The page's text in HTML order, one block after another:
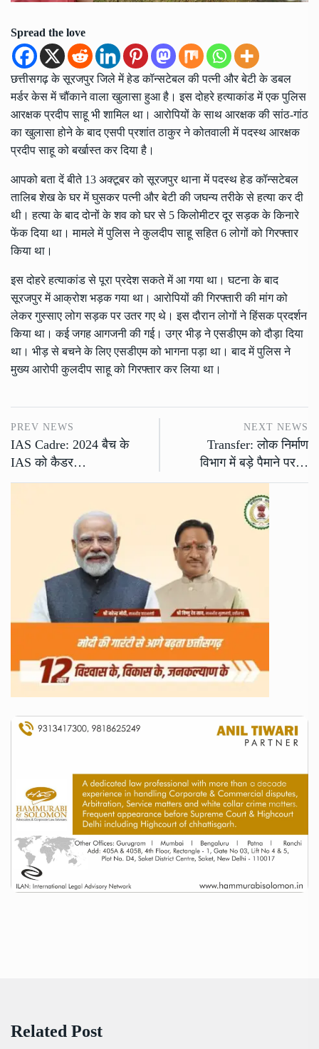
Spread the love
छत्तीसगढ़ के सूरजपुर जिले में हेड कॉन्सटेबल की पत्नी और बेटी के डबल
मर्डर केस में चौंकाने वाला खुलासा हुआ है। इस दोहरे हत्याकांड में एक पुलिस
आरक्षक प्रदीप साहू भी शामिल था। आरोपियों के साथ आरक्षक की सांठ-गांठ
का खुलासा होने के बाद एसपी प्रशांत ठाकुर ने कोतवाली में पदस्थ आरक्षक
प्रदीप साहू को बर्खास्त कर दिया है।
आपको बता दें बीते 13 अक्टूबर को सूरजपुर थाना में पदस्थ हेड कॉन्सटेबल
तालिब शेख के घर में घुसकर पत्नी और बेटी की जघन्य तरीके से हत्या कर दी
थी। हत्या के बाद दोनों के शव को घर से 5 किलोमीटर दूर सड़क के किनारे
फेंक दिया था। मामले में पुलिस ने कुलदीप साहू सहित 6 लोगों को गिरफ्तार
किया था।
इस दोहरे हत्याकांड से पूरा प्रदेश सकते में आ गया था। घटना के बाद
सूरजपुर में आक्रोश भड़क गया था। आरोपियों की गिरफ्तारी की मांग को
लेकर गुस्साए लोग सड़क पर उतर गए थे। इस दौरान लोगों ने हिंसक प्रदर्शन
किया था। कई जगह आगजनी की गई। उग्र भीड़ ने एसडीएम को दौड़ा दिया
था। भीड़ से बचने के लिए एसडीएम को भागना पड़ा था। बाद में पुलिस ने
मुख्य आरोपी कुलदीप साहू को गिरफ्तार कर लिया था।
PREV NEWS
IAS Cadre: 2024 बैच के
IAS को कैडर…
NEXT NEWS
Transfer: लोक निर्माण
विभाग में बड़े पैमाने पर…
Related Post